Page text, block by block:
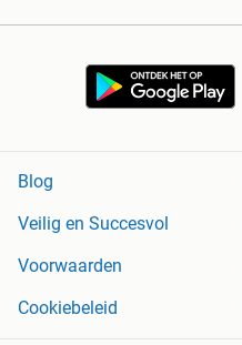
Blog
Veilig en Succesvol
Voorwaarden
Cookiebeleid